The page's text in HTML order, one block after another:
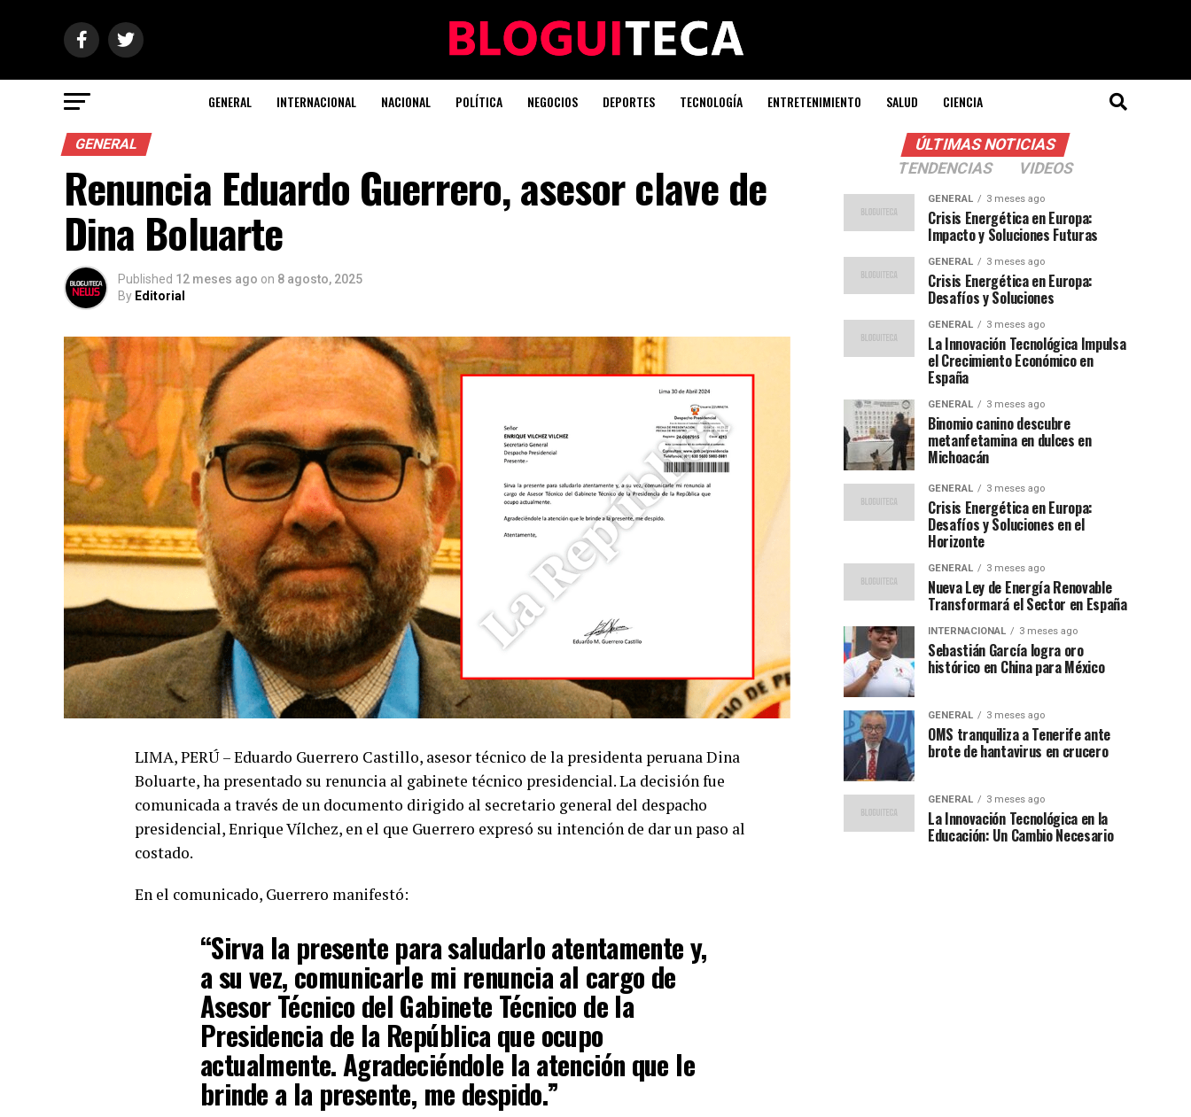
GENERAL INTERNACIONAL NACIONAL POLÍTICA NEGOCIOS DEPORTES TECNOLOGÍA ENTRETENIMIENTO SALUD CIENCIA
GENERAL
Renuncia Eduardo Guerrero, asesor clave de
Dina Boluarte
Published 12 meses ago on 8 agosto, 2025
By Editorial
LIMA, PERÚ – Eduardo Guerrero Castillo, asesor técnico de la presidenta peruana Dina
Boluarte, ha presentado su renuncia al gabinete técnico presidencial. La decisión fue
comunicada a través de un documento dirigido al secretario general del despacho
presidencial, Enrique Vílchez, en el que Guerrero expresó su intención de dar un paso al
costado.
En el comunicado, Guerrero manifestó:
“Sirva la presente para saludarlo atentamente y,
a su vez, comunicarle mi renuncia al cargo de
Asesor Técnico del Gabinete Técnico de la
Presidencia de la República que ocupo
actualmente. Agradeciéndole la atención que le
brinde a la presente, me despido.”
ÚLTIMAS NOTICIAS
TENDENCIAS
VIDEOS
GENERAL 3 meses ago
Crisis Energética en Europa:
Impacto y Soluciones Futuras
GENERAL 3 meses ago
Crisis Energética en Europa:
Desafíos y Soluciones
GENERAL 3 meses ago
La Innovación Tecnológica Impulsa
el Crecimiento Económico en
España
GENERAL 3 meses ago
Binomio canino descubre
metanfetamina en dulces en
Michoacán
GENERAL 3 meses ago
Crisis Energética en Europa:
Desafíos y Soluciones en el
Horizonte
GENERAL 3 meses ago
Nueva Ley de Energía Renovable
Transformará el Sector en España
INTERNACIONAL 3 meses ago
Sebastián García logra oro
histórico en China para México
GENERAL 3 meses ago
OMS tranquiliza a Tenerife ante
brote de hantavirus en crucero
GENERAL 3 meses ago
La Innovación Tecnológica en la
Educación: Un Cambio Necesario